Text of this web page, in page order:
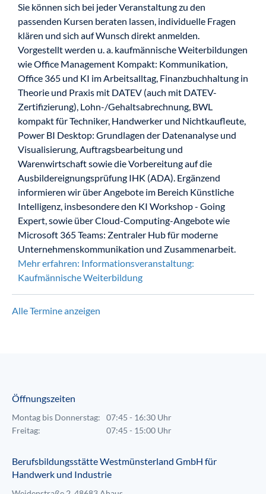
Sie können sich bei jeder Veranstaltung zu den
passenden Kursen beraten lassen, individuelle Fragen
klären und sich auf Wunsch direkt anmelden.
Vorgestellt werden u. a. kaufmännische Weiterbildungen
wie Office Management Kompakt: Kommunikation,
Office 365 und KI im Arbeitsalltag, Finanzbuchhaltung in
Theorie und Praxis mit DATEV (auch mit DATEV-
Zertifizierung), Lohn-/Gehaltsabrechnung, BWL
kompakt für Techniker, Handwerker und Nichtkaufleute,
Power BI Desktop: Grundlagen der Datenanalyse und
Visualisierung, Auftragsbearbeitung und
Warenwirtschaft sowie die Vorbereitung auf die
Ausbildereignungsprüfung IHK (ADA). Ergänzend
informieren wir über Angebote im Bereich Künstliche
Intelligenz, insbesondere den KI Workshop - Going
Expert, sowie über Cloud-Computing-Angebote wie
Microsoft 365 Teams: Zentraler Hub für moderne
Unternehmenskommunikation und Zusammenarbeit.
Mehr erfahren: Informationsveranstaltung:
Kaufmännische Weiterbildung
Alle Termine anzeigen
Öffnungszeiten
Montag bis Donnerstag:
07:45 - 16:30 Uhr
Freitag:
07:45 - 15:00 Uhr
Berufsbildungsstätte Westmünsterland GmbH für
Handwerk und Industrie